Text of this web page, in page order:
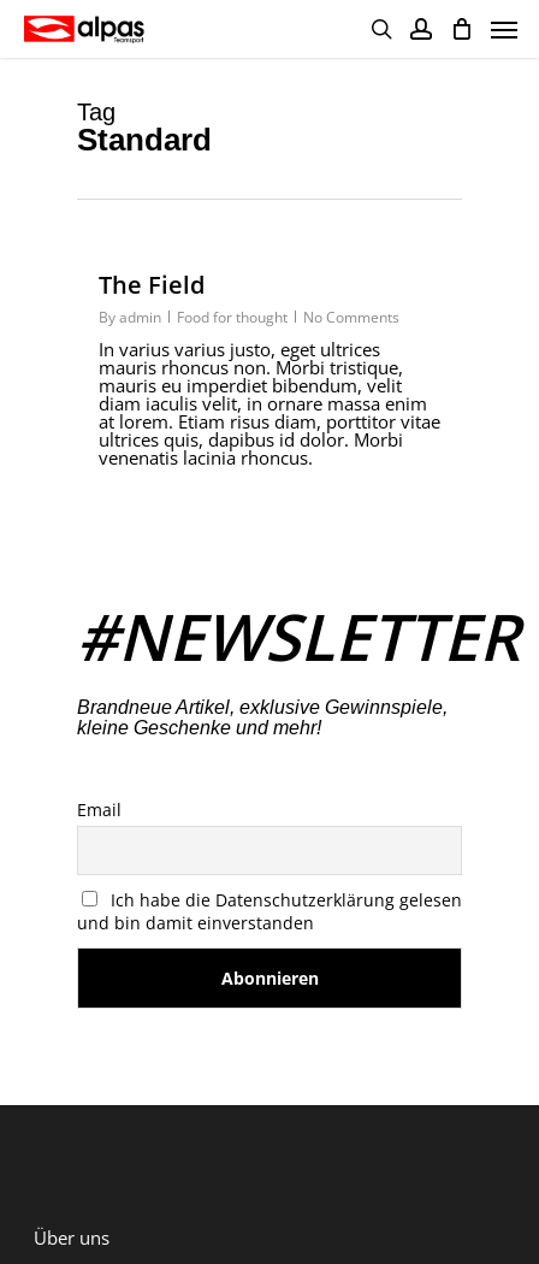
main
Tag
Standard
The Field
Byadmin Food for thought No Comments
In varius varius justo, eget ultrices
mauris rhoncus non. Morbi tristique,
mauris eu imperdiet bibendum, velit
diam iaculis velit, in ornare massa enim
at lorem. Etiam risus diam, porttitor vitae
ultrices quis, dapibus id dolor. Morbi
venenatis lacinia rhoncus.
#NEWSLETTER
Brandneue Artikel, exklusive Gewinnspiele,
kleine Geschenke und mehr!
Email
Ich habe die Datenschutzerklärung gelesen
und bin damit einverstanden
Über uns